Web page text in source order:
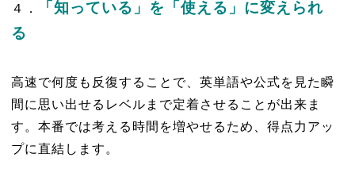
４．
「知っている」を「使える」に変えられ
る
高速で何度も反復することで、英単語や公式を見た瞬
間に思い出せるレベルまで定着させることが出来ま
す。本番では考える時間を増やせるため、得点力アッ
プに直結します。